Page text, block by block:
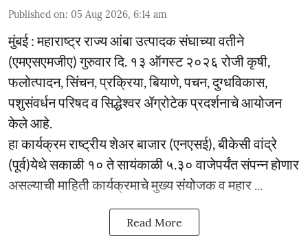
Published on: 05 Aug 2026, 6:14 am
मुंबई : महाराष्ट्र राज्य आंबा उत्पादक संघाच्या वतीने
(एमएसएमजीए) गुरुवार दि. १३ ऑगस्ट २०२६ रोजी कृषी,
फलोत्पादन, सिंचन, प्रक्रिया, बियाणे, पचन, दुग्धविकास,
पशुसंवर्धन परिषद व सिद्धेश्वर ॲग्रोटेक प्रदर्शनाचे आयोजन
केले आहे.
हा कार्यक्रम राष्ट्रीय शेअर बाजार (एनएसई), बीकेसी वांद्रे
(पूर्व)येथे सकाळी १० ते सायंकाळी ५.३० वाजेपर्यंत संपन्न होणार
असल्याची माहिती कार्यक्रमाचे मुख्य संयोजक व महार ...
Read More